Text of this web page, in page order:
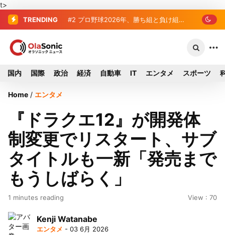
t>
TRENDING #2 プロ野球2026年、勝ち組と負け組
#3 ＜訃報＞元自民党参院議員の藤野
国内 国際 政治 経済 自動車 IT エンタメ スポーツ
Home / エンタメ
『ドラクエ12』が開発体
制変更でリスタート、サブ
タイトルも一新「発売まで
もうしばらく」
1 minutes reading View : 70
Kenji Watanabe
エンタメ - 03 6月 2026